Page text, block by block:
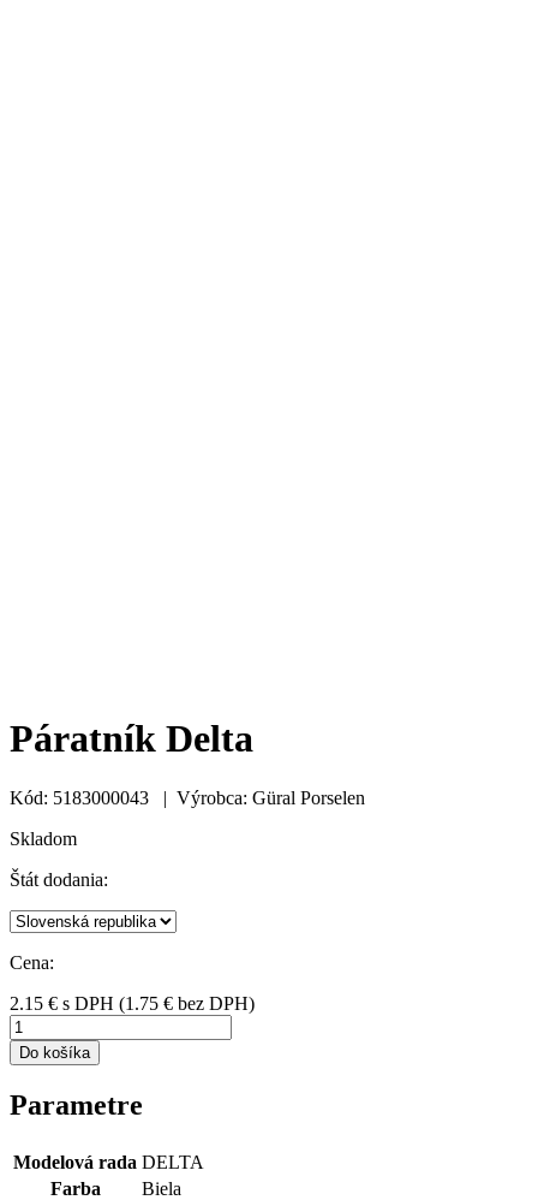
Páratník Delta
Kód: 5183000043 | Výrobca: Güral Porselen
Skladom
Štát dodania:
Cena:
2.15 € s DPH (1.75 € bez DPH)
Do košíka
Parametre
Modelová rada DELTA
Farba
Biela